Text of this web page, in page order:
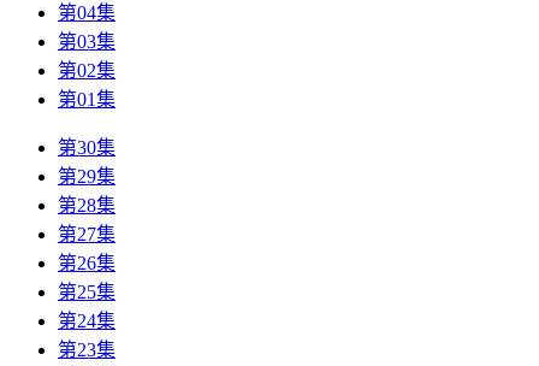
第04集
第03集
第02集
第01集
第30集
第29集
第28集
第27集
第26集
第25集
第24集
第23集